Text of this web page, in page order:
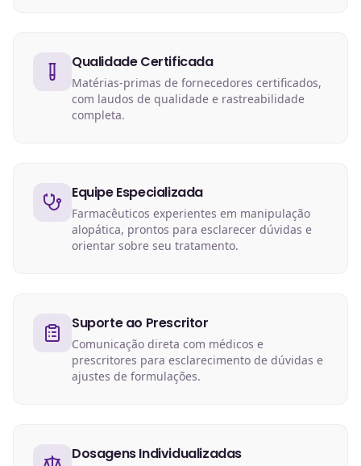
Qualidade Certificada
Matérias-primas de fornecedores certificados,
com laudos de qualidade e rastreabilidade
completa.
Equipe Especializada
Farmacêuticos experientes em manipulação
alopática, prontos para esclarecer dúvidas e
orientar sobre seu tratamento.
Suporte ao Prescritor
Comunicação direta com médicos e
prescritores para esclarecimento de dúvidas e
ajustes de formulações.
Dosagens Individualizadas